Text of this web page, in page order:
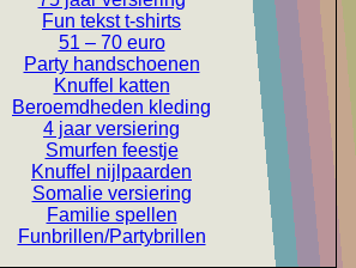
Fun tekst t-shirts
51 – 70 euro
Party handschoenen
Knuffel katten
Beroemdheden kleding
4 jaar versiering
Smurfen feestje
Knuffel nijlpaarden
Somalie versiering
Familie spellen
Funbrillen/Partybrillen